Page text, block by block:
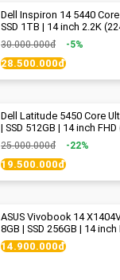
Dell Inspiron 14 5440
SSD 1TB | 14 inch 2.2K
Blue - New Fullbox
30.000.000đ -5%
28.500.000đ
Dell Latitude 5450 Core
| SSD 512GB | 14 inch FHD
new
25.000.000đ -22%
19.500.000đ
ASUS Vivobook 14
8GB | SSD 256GB | 14
Quiet Blue - New Fullbox
14.900.000đ